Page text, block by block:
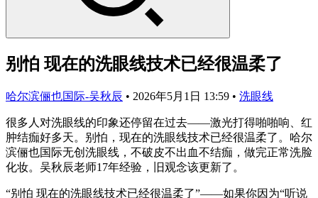
别怕 现在的洗眼线技术已经很温柔了
哈尔滨俪也国际-吴秋辰 • 2026年5月1日 13:59 • 洗眼线
很多人对洗眼线的印象还停留在过去——激光打得啪啪响、红
肿结痂好多天。别怕，现在的洗眼线技术已经很温柔了。哈尔
滨俪也国际无创洗眼线，不破皮不出血不结痂，做完正常洗脸
化妆。吴秋辰老师17年经验，旧观念该更新了。
“别怕 现在的洗眼线技术已经很温柔了”——如果你因为“听说